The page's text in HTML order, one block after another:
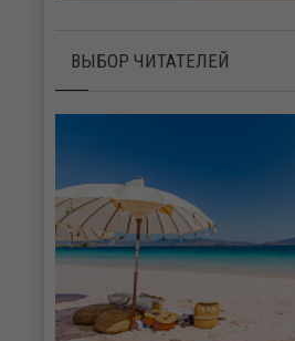
ВЫБОР ЧИТАТЕЛЕЙ